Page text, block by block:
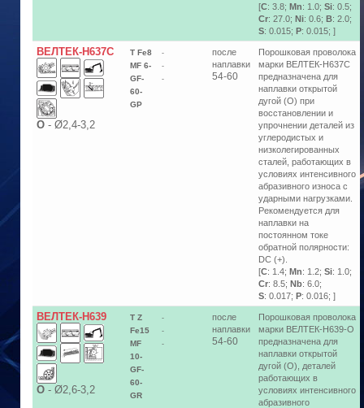
[C: 3.8; Mn: 1.0; Si: 0.5;
Cr: 27.0; Ni: 0.6; B: 2.0;
S: 0.015; P: 0.015; ]
ВЕЛТЕК-Н637С
О - Ø2,4-3,2
T Fe8
MF 6-
GF-
60-
GP
-
-
-
после
наплавки
54-60
Порошковая проволока
марки ВЕЛТЕК-Н637C
предназначена для
наплавки открытой
дугой (О) при
восстановлении и
упрочнении деталей из
углеродистых и
низколегированных
сталей, работающих в
условиях интенсивного
абразивного износа с
ударными нагрузками.
Рекомендуется для
наплавки на
постоянном токе
обратной полярности:
DC (+).
[C: 1.4; Mn: 1.2; Si: 1.0;
Cr: 8.5; Nb: 6.0;
S: 0.017; P: 0.016; ]
ВЕЛТЕК-Н639
О - Ø2,6-3,2
T Z
Fe15
MF
10-
GF-
60-
GR
-
-
-
после
наплавки
54-60
Порошковая проволока
марки ВЕЛТЕК-Н639-О
предназначена для
наплавки открытой
дугой (О), деталей
работающих в
условиях интенсивного
абразивного